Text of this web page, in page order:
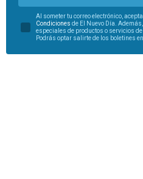
Al someter tu correo electrónico,
Condiciones de El Nuevo Día.
especiales de productos o servicios
Podrás optar salirte de los boletines